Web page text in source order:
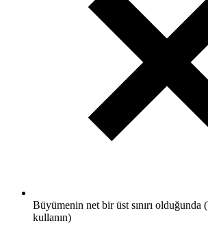
Büyümenin net bir üst sınırı
kullanın)